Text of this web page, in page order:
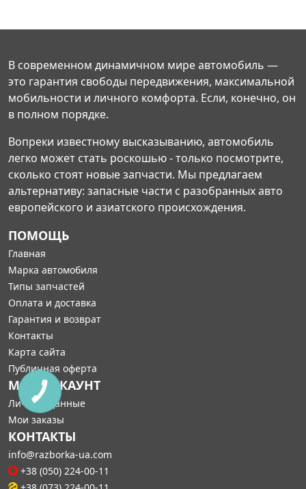
В современном динамичном мире автомобиль —
это гарантия свободы передвижения, максимальной
мобильности и личного комфорта. Если, конечно, он
в полном порядке.
Вопреки известному высказыванию, автомобиль
легко может стать роскошью - только посмотрите,
сколько стоят новые запчасти. Мы предлагаем
альтернативу: запасные части с разобранных авто
европейского и азиатского происхождения.
ПОМОЩЬ
Главная
Марка автомобиля
Типы запчастей
Оплата и доставка
Гарантия и возврат
Контакты
Карта сайта
Публичная оферта
МОЙ АККАУНТ
Личные данные
Мои заказы
КОНТАКТЫ
info@razborka-ua.com
+38 (050) 224-00-11